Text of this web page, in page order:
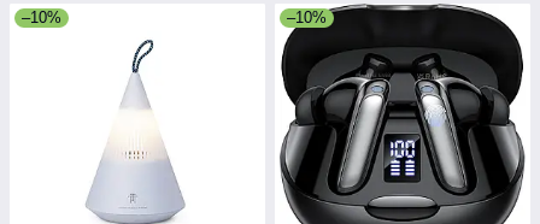
–10% –10%